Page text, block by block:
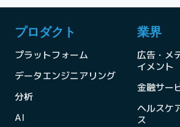
プロダクト
プラットフォーム
データエンジニアリング
分析
AI
業界
広告・メ
イメント
金融サー
ヘルスケ
ス